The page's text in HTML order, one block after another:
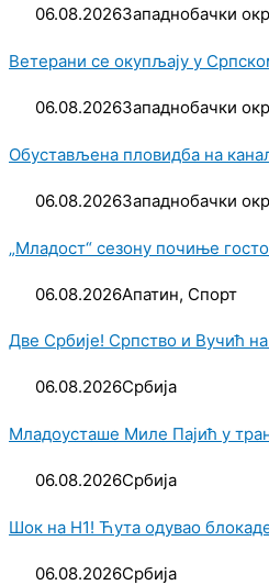
06.08.2026Западнобачки
Ветерани се окупљају у
06.08.2026Западнобачки
Обустављена пловидба на
06.08.2026Западнобачки
„Младост“ сезону почиње
06.08.2026Апатин, Спорт
Две Србије! Српство и Вучић на
06.08.2026Србија
Младоусташе Миле Пајић у
06.08.2026Србија
Шок на Н1! Ћута одувао
06.08.2026Србија